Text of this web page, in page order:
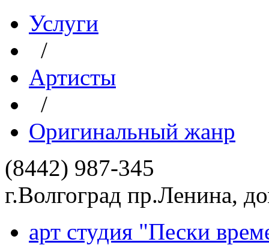
Услуги
/
Артисты
/
Оригинальный жанр
(8442) 987-345
г.Волгоград пр.Ленина,
арт студия "Пески